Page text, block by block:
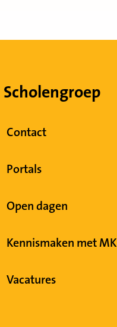
Scholengroep
Contact
Portals
Open dagen
Kennismaken met MK
Vacatures